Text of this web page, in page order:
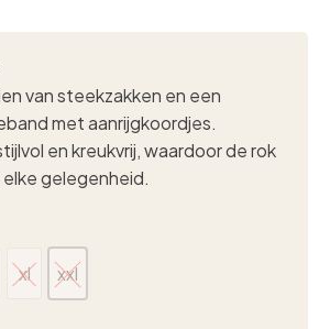
van steekzakken en een
met aanrijgkoordjes.
en kreukvrij, waardoor de rok
gelegenheid.
xl
xl
xxl
xxl